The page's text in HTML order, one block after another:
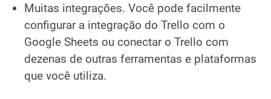
Muitas integrações. Você pode facilmente
configurar a integração do Trello com o
Google Sheets ou conectar o Trello com
dezenas de outras ferramentas e plataformas
que você utiliza.